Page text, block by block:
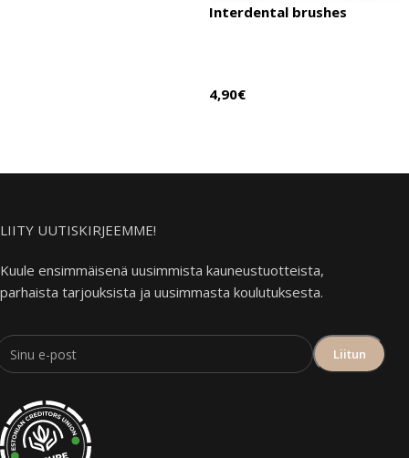
Interdental brushes
4,90€
LIITY UUTISKIRJEEMME!
Kuule ensimmäisenä uusimmista kauneustuotteista,
parhaista tarjouksista ja uusimmasta koulutuksesta.